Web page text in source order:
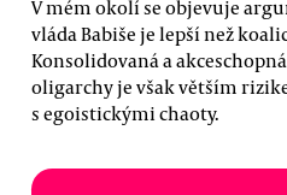
V mém okolí se objevuje
vláda Babiše je lepší než
Konsolidovaná a
oligarchy je však větším
s egoistickými chaoty.